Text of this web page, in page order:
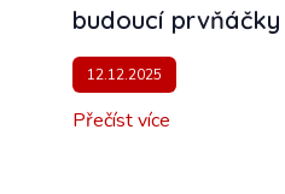
budoucí prvňáčky
12.12.2025
Přečíst více